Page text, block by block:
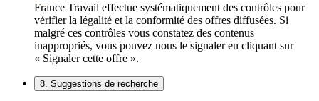
France Travail effectue systématiquement des contrôles pour
vérifier la légalité et la conformité des offres diffusées. Si
malgré ces contrôles vous constatez des contenus
inappropriés, vous pouvez nous le signaler en cliquant sur
« Signaler cette offre ».
8. Suggestions de recherche